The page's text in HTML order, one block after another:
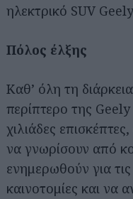
ηλεκτρικό SUV
Πόλος έλξης
Καθ’ όλη τη
περίπτερο της
χιλιάδες
να γνωρίσουν από
ενημερωθούν για
καινοτομίες και να